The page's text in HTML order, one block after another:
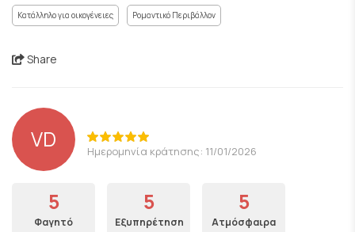
Κατάλληλο για οικογένειες Ρομαντικό Περιβάλλον
Share
VD Ημερομηνία κράτησης: 11/01/2026
5
Φαγητό
5
Εξυπηρέτηση
5
Ατμόσφαιρα